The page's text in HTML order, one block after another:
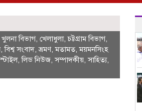
খুলনা বিভাগ, খেলাধুলা,চট্টগ্রাম বিভাগ,
,বিশ্ব সংবাদ,ভ্রমণ,মতামত,ময়মনসিংহ
,লিড নিউজ,সম্পাদকীয়,সাহিত্য,